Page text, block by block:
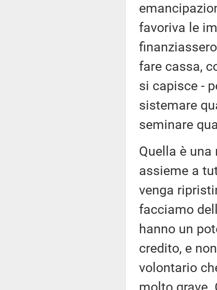
favoriva le
fare cassa,
si capisce -
sistemare
seminare
Quella è
assieme a
venga
facciamo
hanno un
credito, e
volontario